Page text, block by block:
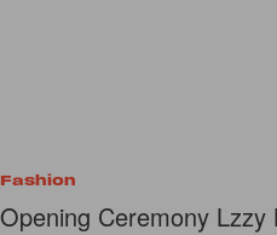
Fashion
Opening Ceremony Lzzy